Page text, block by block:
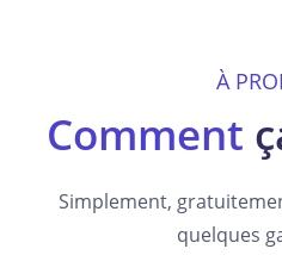
À
Comment
Simplement,
quelques